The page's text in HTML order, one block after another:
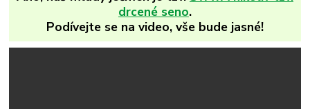
drcené seno.
Podívejte se na video, vše bude jasné!